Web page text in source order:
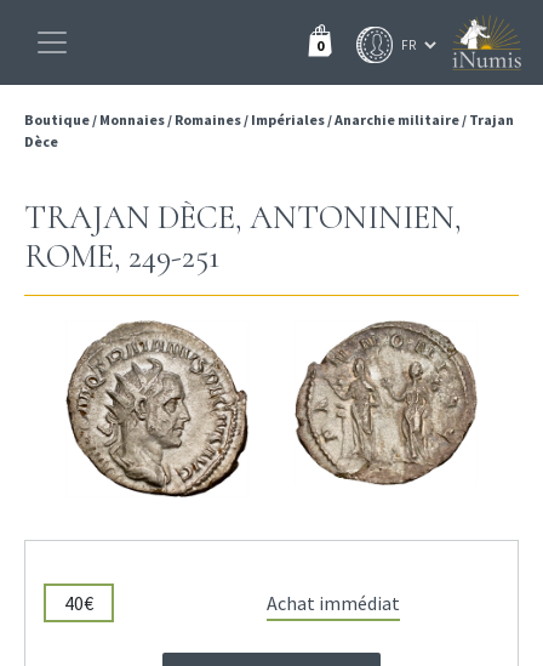
0
Boutique/ Monnaies/ Romaines/ Impériales/Anarchie militaire/ Trajan
Dèce
TRAJAN DÈCE, ANTONINIEN,
ROME, 249-251
40€ Achat immédiat